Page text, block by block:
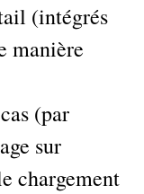
(intégrés
manière
(par
sur
chargement